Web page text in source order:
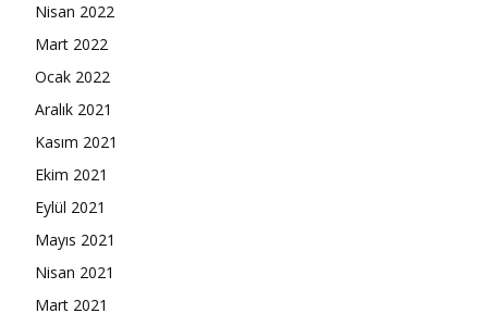
Nisan 2022
Mart 2022
Ocak 2022
Aralık 2021
Kasım 2021
Ekim 2021
Eylül 2021
Mayıs 2021
Nisan 2021
Mart 2021